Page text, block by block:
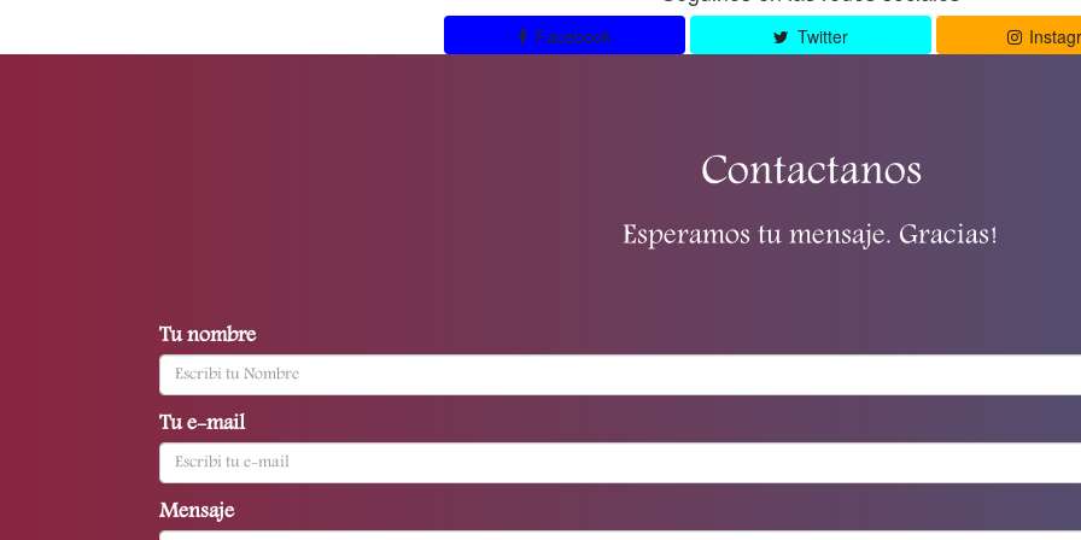
Facebook Twitter
Contactanos
Esperamos tu mensaje. Gracias!
Tu nombre
Tu e-mail
Mensaje